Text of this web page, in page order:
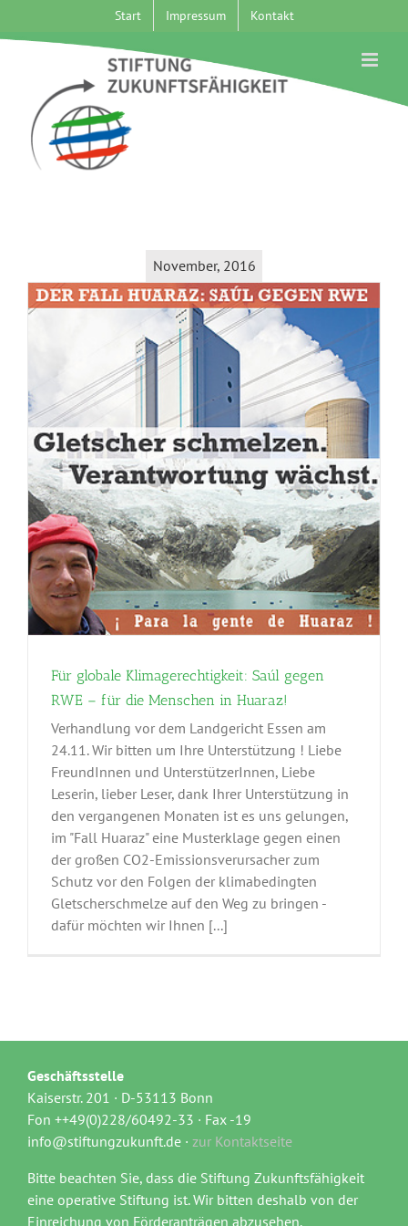
Start Impressum Kontakt
November, 2016
Für globale Klimagerechtigkeit: Saúl gegen
RWE – für die Menschen in Huaraz!
Verhandlung vor dem Landgericht Essen am
24.11. Wir bitten um Ihre Unterstützung ! Liebe
FreundInnen und UnterstützerInnen, Liebe
Leserin, lieber Leser, dank Ihrer Unterstützung in
den vergangenen Monaten ist es uns gelungen,
im "Fall Huaraz" eine Musterklage gegen einen
der großen CO2-Emissionsverursacher zum
Schutz vor den Folgen der klimabedingten
Gletscherschmelze auf den Weg zu bringen -
dafür möchten wir Ihnen [...]
Geschäftsstelle
Kaiserstr. 201 · D-53113 Bonn
Fon ++49(0)228/60492-33 · Fax -19
info@stiftungzukunft.de · zur Kontaktseite
Bitte beachten Sie, dass die Stiftung Zukunftsfähigkeit
eine operative Stiftung ist. Wir bitten deshalb von der
Einreichung von Förderanträgen abzusehen.